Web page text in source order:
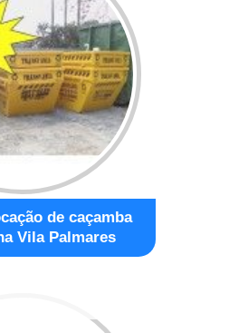
de caçamba
Vila Palmares